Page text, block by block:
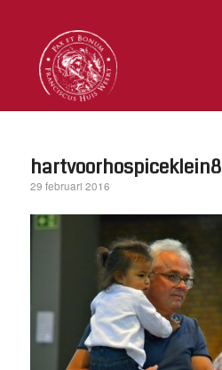
hartvoorhospiceklein8
29 februari 2016